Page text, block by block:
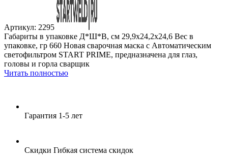
Артикул: 2295
Габариты в упаковке Д*Ш*В, см 29,9x24,2x24,6 Вес в
упаковке, гр 660 Новая сварочная маска с Автоматическим
светофильтром START PRIME, предназначена для глаз,
головы и горла сварщик
Читать полностью
Гарантия 1-5 лет
Скидки Гибкая система скидок